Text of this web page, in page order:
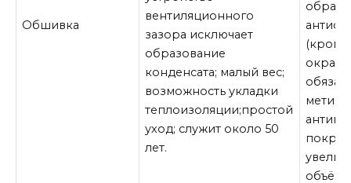
Обшивка
вентиляционного
зазора исключает
образование
конденсата; малый вес;
возможность укладки
теплоизоляции;простой
уход; служит около 50
лет.
(кроме